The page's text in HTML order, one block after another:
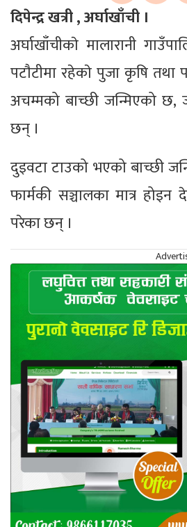
दिपेन्द्र खत्री , अर्घाखाँची ।
अर्घाखाँचीकाे मालारानी
पटाैटीमा रहेकाे पुजा कृषि तथा
अचम्मको बाच्छी जन्मिएको
छन् ।
दुइवटा टाउको भएको बाच्छी
फार्मकी सञ्चालका मात्र
परेका छन् ।